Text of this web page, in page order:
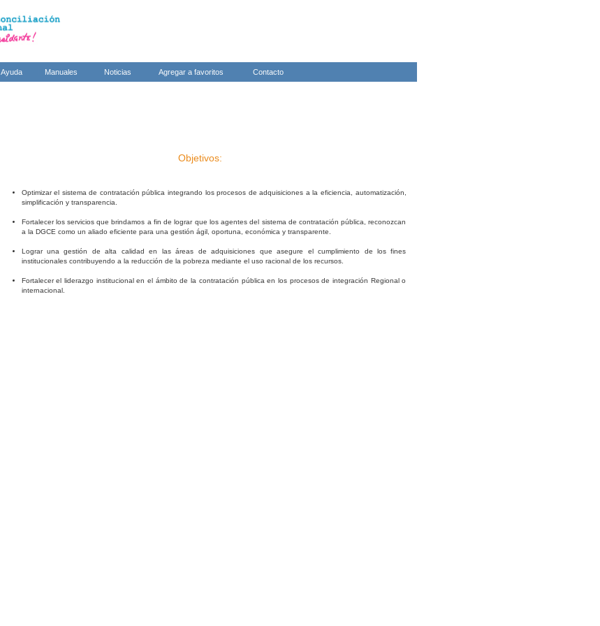
Ayuda Manuales Noticias Agregar a favoritos Contacto
Objetivos:
Optimizar el sistema de contratación pública integrando los procesos de adquisiciones a la eficiencia, automatización,
simplificación y transparencia.
Fortalecer los servicios que brindamos a fin de lograr que los agentes del sistema de contratación pública, reconozcan
a la DGCE como un aliado eficiente para una gestión ágil, oportuna, económica y transparente.
Lograr una gestión de alta calidad en las áreas de adquisiciones que asegure el cumplimiento de los fines
institucionales contribuyendo a la reducción de la pobreza mediante el uso racional de los recursos.
Fortalecer el liderazgo institucional en el ámbito de la contratación pública en los procesos de integración Regional o
internacional.